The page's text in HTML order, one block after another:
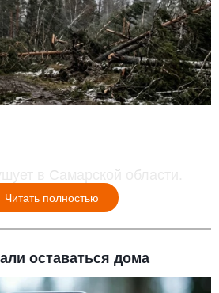
в Самарской области.
Читать полностью
оставаться дома